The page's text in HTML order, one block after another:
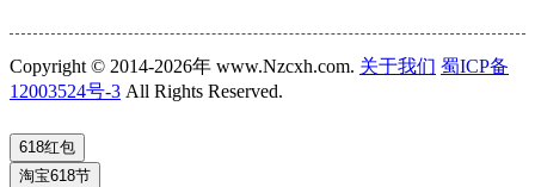
Copyright © 2014-2026年 www.Nzcxh.com. 关于我们 蜀ICP备
12003524号-3 All Rights Reserved.